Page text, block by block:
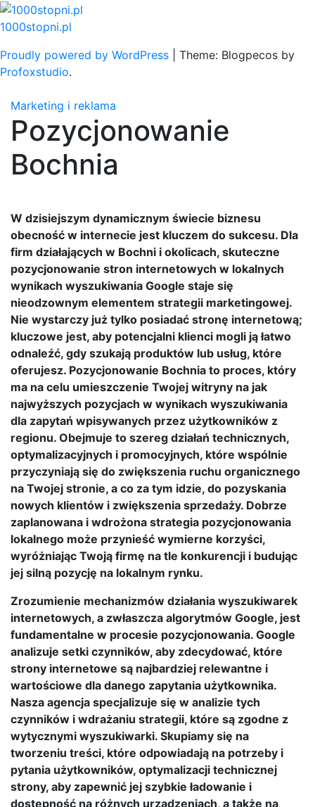
Skip
to
1000stopni.pl
Proudly powered by WordPress
Theme: Blogpecos by
Profoxstudio.
Marketing i reklama
Pozycjonowanie
Bochnia
W dzisiejszym dynamicznym świecie biznesu
obecność w internecie jest kluczem do sukcesu. Dla
firm działających w Bochni i okolicach, skuteczne
pozycjonowanie stron internetowych w lokalnych
wynikach wyszukiwania Google staje się
nieodzownym elementem strategii marketingowej.
Nie wystarczy już tylko posiadać stronę internetową;
kluczowe jest, aby potencjalni klienci mogli ją łatwo
odnaleźć, gdy szukają produktów lub usług, które
oferujesz. Pozycjonowanie Bochnia to proces, który
ma na celu umieszczenie Twojej witryny na jak
najwyższych pozycjach w wynikach wyszukiwania
dla zapytań wpisywanych przez użytkowników z
regionu. Obejmuje to szereg działań technicznych,
optymalizacyjnych i promocyjnych, które wspólnie
przyczyniają się do zwiększenia ruchu organicznego
na Twojej stronie, a co za tym idzie, do pozyskania
nowych klientów i zwiększenia sprzedaży. Dobrze
zaplanowana i wdrożona strategia pozycjonowania
lokalnego może przynieść wymierne korzyści,
wyróżniając Twoją firmę na tle konkurencji i budując
jej silną pozycję na lokalnym rynku.
Zrozumienie mechanizmów działania wyszukiwarek
internetowych, a zwłaszcza algorytmów Google, jest
fundamentalne w procesie pozycjonowania. Google
analizuje setki czynników, aby zdecydować, które
strony internetowe są najbardziej relewantne i
wartościowe dla danego zapytania użytkownika.
Nasza agencja specjalizuje się w analizie tych
czynników i wdrażaniu strategii, które są zgodne z
wytycznymi wyszukiwarki. Skupiamy się na
tworzeniu treści, które odpowiadają na potrzeby i
pytania użytkowników, optymalizacji technicznej
strony, aby zapewnić jej szybkie ładowanie i
dostępność na różnych urządzeniach, a także na